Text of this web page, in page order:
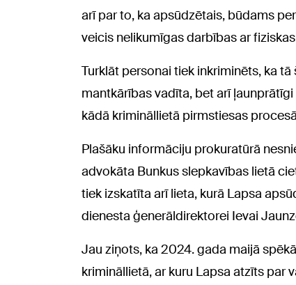
arī par to, ka apsūdzētais, būdams
veicis nelikumīgas darbības ar
Turklāt personai tiek inkriminēts, ka
mantkārības vadīta, bet arī
kādā krimināllietā pirmstiesas
Plašāku informāciju prokuratūrā
advokāta Bunkus slepkavības lietā
tiek izskatīta arī lieta, kurā Lapsa
dienesta ģenerāldirektorei Ievai
Jau ziņots, ka 2024. gada maijā
krimināllietā, ar kuru Lapsa atzīts par